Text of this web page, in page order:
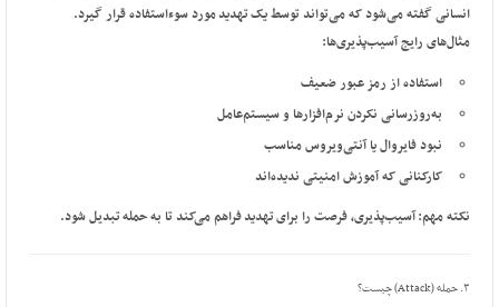
انسانی گفته می‌شود که می‌تواند توسط یکتهدیدمورد سوءاستفاده قرار گیرد.
مثال‌های رایج آسیب‌پذیری‌ها:
استفاده از رمز عبور ضعیف
به‌روزرسانی نکردن نرم‌افزارها و سیستم‌عامل
نبود فایروال یا آنتی‌ویروس مناسب
کارکنانی که آموزش امنیتی ندیده‌اند
نکته مهم:آسیب‌پذیری، فرصت را برایتهدیدفراهم می‌کند تا بهحملهتبدیل شود.
۳. حمله (Attack) چیست؟